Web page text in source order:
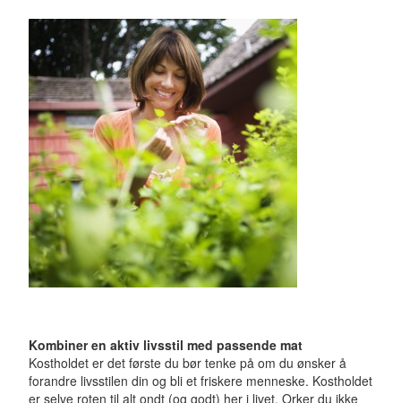
Kombiner en aktiv livsstil med passende mat
Kostholdet er det første du bør tenke på om du ønsker å
forandre livsstilen din og bli et friskere menneske. Kostholdet
er selve roten til alt ondt (og godt) her i livet. Orker du ikke